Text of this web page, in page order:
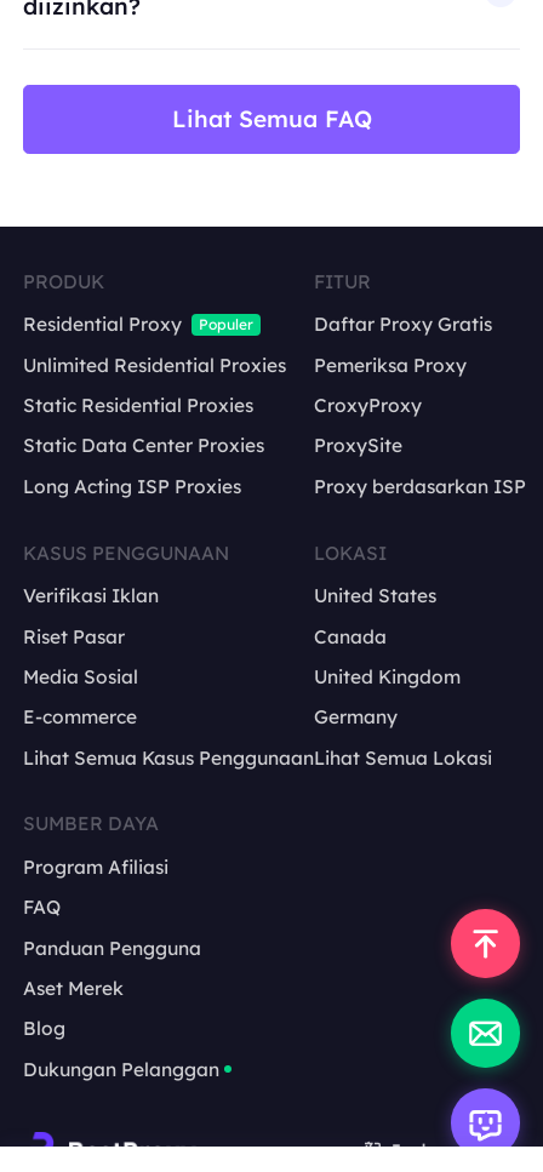
diizinkan?
Lihat Semua FAQ
PRODUK
Residential Proxy
Populer
Unlimited Residential Proxies
Static Residential Proxies
Static Data Center Proxies
Long Acting ISP Proxies
FITUR
Daftar Proxy Gratis
Pemeriksa Proxy
CroxyProxy
ProxySite
Proxy berdasarkan ISP
KASUS PENGGUNAAN
Verifikasi Iklan
Riset Pasar
Media Sosial
E-commerce
Lihat Semua Kasus Penggunaan
LOKASI
United States
Canada
United Kingdom
Germany
Lihat Semua Lokasi
SUMBER DAYA
Program Afiliasi
FAQ
Panduan Pengguna
Aset Merek
Blog
Dukungan Pelanggan
Indonesia